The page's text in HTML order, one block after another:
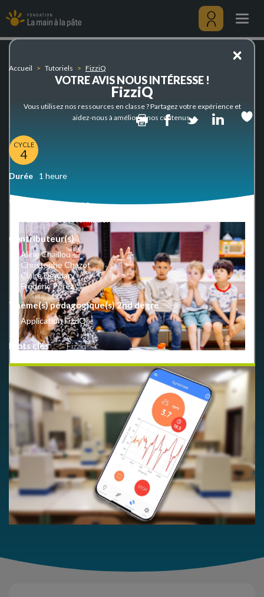
au
contenu
principal
Menu
Accueil Tutoriels FizziQ
FizziQ
PrintFacebook
Twitter
CYCLE
4
Durée 1 heure
Type de ressources
Contributeur(s)
Aline Chaillou
Christophe Chazot
Claire Dendary
Frédéric Pérez
Thème(s) pédagogique(s) 2nd degré
Application FizziQ
Mots clés Fizziq
×
VOTRE AVIS NOUS INTÉRESSE !
Vous utilisez nos ressources en classe ? Partagez votre expérience et
aidez-nous à améliorer nos contenus.
En quelques clics, donnez-nous votre avis d'utilisateur.
LIEN VERS LE QUESTIONNAIRE